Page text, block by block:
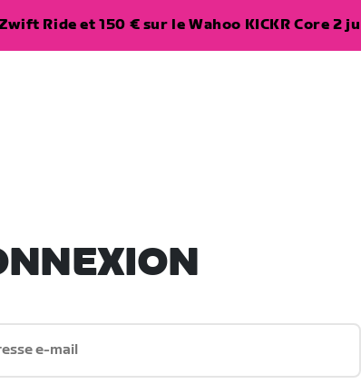
Ride et 150 € sur le Wahoo KICKR Core 2
e-mail